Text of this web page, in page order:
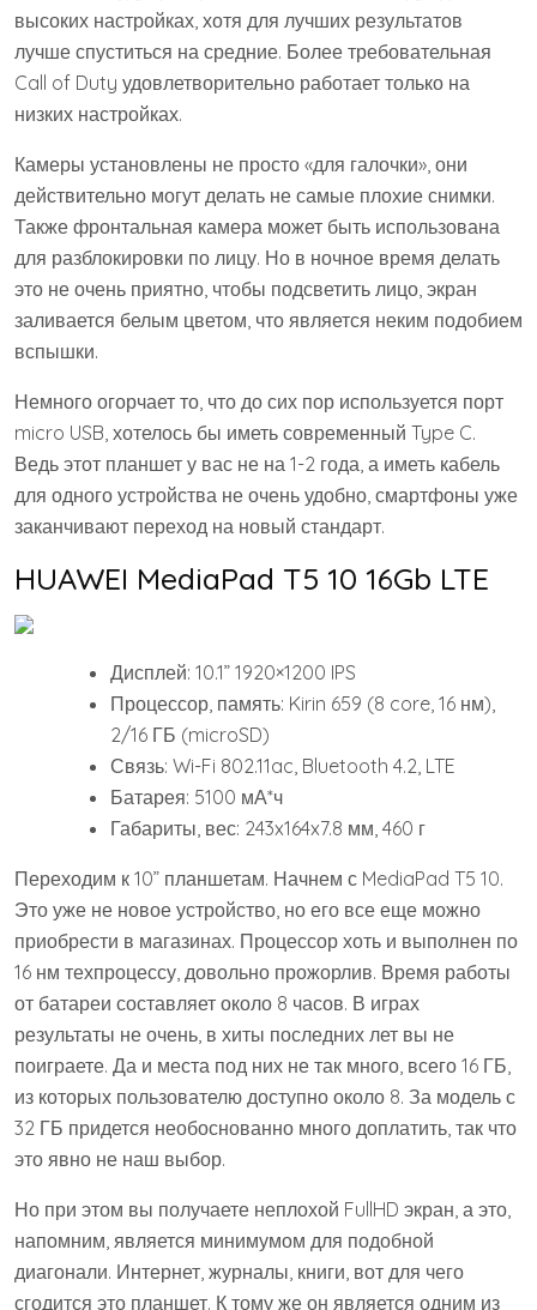
высоких настройках, хотя для лучших результатов
лучше спуститься на средние. Более требовательная
Call of Duty удовлетворительно работает только на
низких настройках.
Камеры установлены не просто «для галочки», они
действительно могут делать не самые плохие снимки.
Также фронтальная камера может быть использована
для разблокировки по лицу. Но в ночное время делать
это не очень приятно, чтобы подсветить лицо, экран
заливается белым цветом, что является неким подобием
вспышки.
Немного огорчает то, что до сих пор используется порт
micro USB, хотелось бы иметь современный Type C.
Ведь этот планшет у вас не на 1-2 года, а иметь кабель
для одного устройства не очень удобно, смартфоны уже
заканчивают переход на новый стандарт.
HUAWEI MediaPad T5 10 16Gb LTE
Дисплей: 10.1” 1920×1200 IPS
Процессор, память: Kirin 659 (8 core, 16 нм),
2/16 ГБ (microSD)
Связь: Wi-Fi 802.11ac, Bluetooth 4.2, LTE
Батарея: 5100 мА*ч
Габариты, вес: 243x164x7.8 мм, 460 г
Переходим к 10” планшетам. Начнем с MediaPad T5 10.
Это уже не новое устройство, но его все еще можно
приобрести в магазинах. Процессор хоть и выполнен по
16 нм техпроцессу, довольно прожорлив. Время работы
от батареи составляет около 8 часов. В играх
результаты не очень, в хиты последних лет вы не
поиграете. Да и места под них не так много, всего 16 ГБ,
из которых пользователю доступно около 8. За модель с
32 ГБ придется необоснованно много доплатить, так что
это явно не наш выбор.
Но при этом вы получаете неплохой FullHD экран, а это,
напомним, является минимумом для подобной
диагонали. Интернет, журналы, книги, вот для чего
сгодится это планшет. К тому же он является одним из